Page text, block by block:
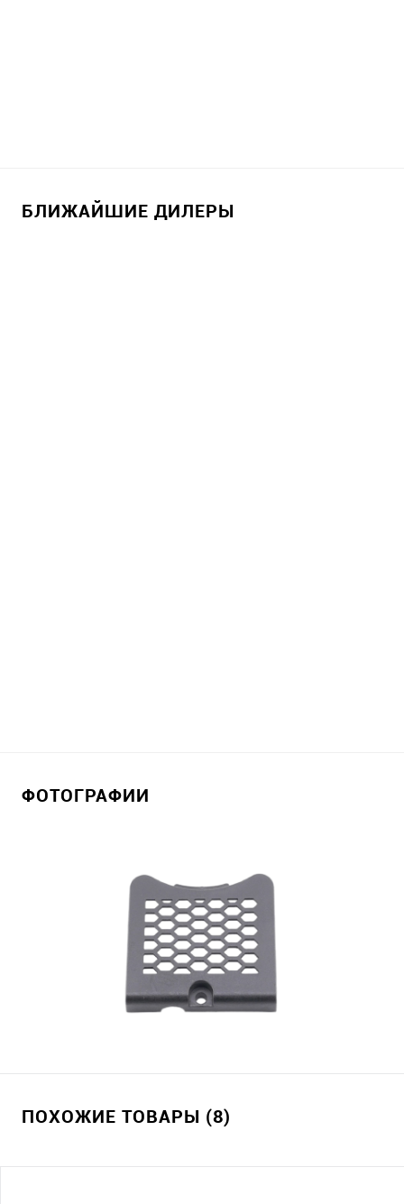
БЛИЖАЙШИЕ ДИЛЕРЫ
ФОТОГРАФИИ
ПОХОЖИЕ ТОВАРЫ (8)